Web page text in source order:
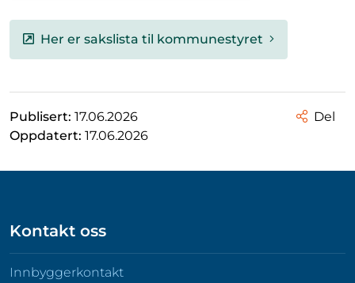
Her er sakslista til kommunestyret
Publisert: 17.06.2026
Oppdatert: 17.06.2026
Del
Kontakt oss
Innbyggerkontakt